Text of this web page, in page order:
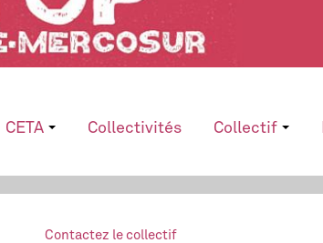
CETA Collectivités Collectif
Contactez le collectif